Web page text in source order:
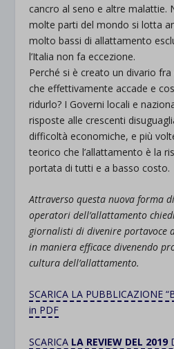
cancro al seno e altre malattie.
molte parti del mondo si lotta
molto bassi di allattamento
l’Italia non fa eccezione.
Perché si è creato un divario
che effettivamente accade e
ridurlo? I Governi locali e
risposte alle crescenti
difficoltà economiche, e più
teorico che l’allattamento è la
portata di tutti e a basso costo.
Attraverso questa nuova forma
operatori dell’allattamento
giornalisti di divenire portavoce
in maniera efficace divenendo
cultura dell’allattamento.
SCARICA LA PUBBLICAZIONE
in PDF
SCARICA LA REVIEW DEL 2019